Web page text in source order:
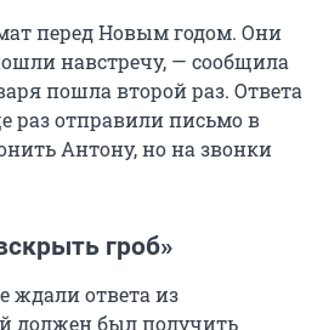
перед Новым годом. Они
навстречу, — сообщила
пошла второй раз. Ответа
раз отправили письмо в
Антону, но на звонки
гроб»
ждали ответа из
должен был получить